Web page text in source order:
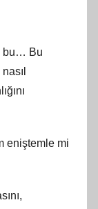
bu… Bu
eniştemle mi